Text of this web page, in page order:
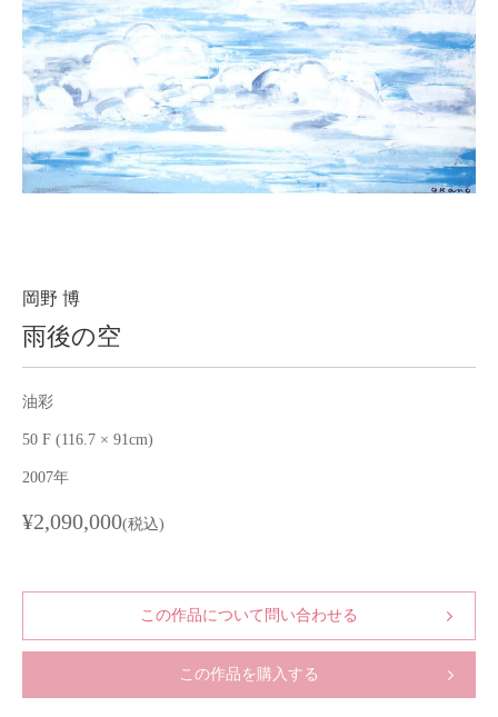
Catalog カタログ
Schedule スケジュール
About 会社案内
Contact
Purchase assessment
岡野 博
雨後の空
油彩
50 F (116.7 × 91cm)
2007年
¥2,090,000(税込)
この作品について問い合わせる
この作品を購入する